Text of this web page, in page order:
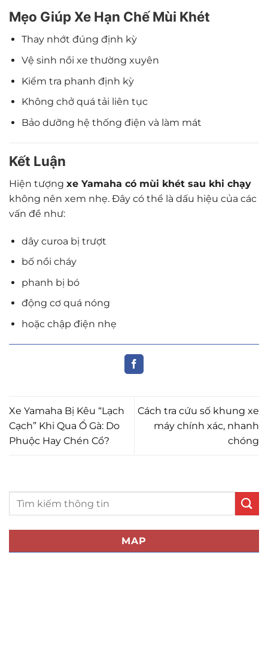
Mẹo Giúp Xe Hạn Chế Mùi Khét
Thay nhớt đúng định kỳ
Vệ sinh nồi xe thường xuyên
Kiểm tra phanh định kỳ
Không chở quá tải liên tục
Bảo dưỡng hệ thống điện và làm mát
Kết Luận
Hiện tượng xe Yamaha có mùi khét sau khi chạy
không nên xem nhẹ. Đây có thể là dấu hiệu của các
vấn đề như:
dây curoa bị trượt
bố nồi cháy
phanh bị bó
động cơ quá nóng
hoặc chập điện nhẹ
Xe Yamaha Bị Kêu “Lạch
Cạch” Khi Qua Ổ Gà: Do
Phuộc Hay Chén Cổ?
Cách tra cứu số khung xe
máy chính xác, nhanh
chóng
MAP